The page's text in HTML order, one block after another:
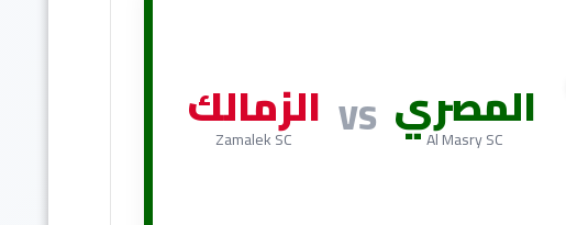
المصري
Al Masry SC
VS الزمالك
Zamalek SC